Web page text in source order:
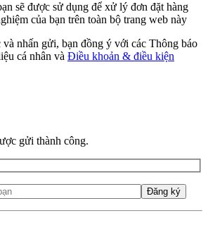
sẽ được sử dụng để xử lý đơn đặt hàng
của bạn trên toàn bộ trang web này
nhấn gửi, bạn đồng ý với các Thông báo
cá nhân và Điều khoản & điều kiện
gửi thành công.